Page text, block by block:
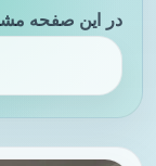
در این صفحه